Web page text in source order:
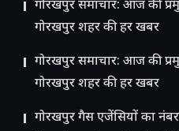
गोरखपुर समाचार: आज की
गोरखपुर शहर की हर खबर
गोरखपुर समाचार: आज की
गोरखपुर शहर की हर खबर
गोरखपुर गैस एजेंसियों का